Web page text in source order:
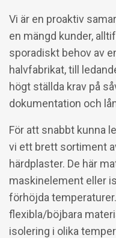
Vi är en proaktiv
en mängd kunder,
sporadiskt behov av
halvfabrikat, till
högt ställda krav på
dokumentation och
För att snabbt kunna
vi ett brett sortiment
härdplaster. De här
maskinelement eller
förhöjda
flexibla/böjbara
isolering i olika